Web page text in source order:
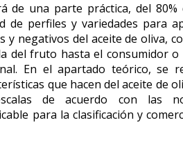
de una parte práctica, del 80%
de perfiles y variedades para
negativos del aceite de oliva,
del fruto hasta el consumidor
En el apartado teórico, se
que hacen del aceite de
de acuerdo con las
para la clasificación y